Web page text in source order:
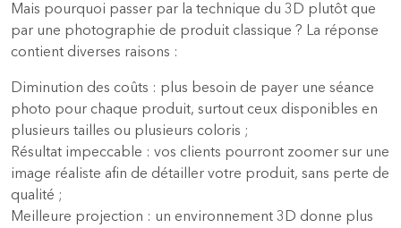
Mais pourquoi passer par la technique du 3D plutôt que
par une photographie de produit classique ? La réponse
contient diverses raisons :
Diminution des coûts : plus besoin de payer une séance
photo pour chaque produit, surtout ceux disponibles en
plusieurs tailles ou plusieurs coloris ;
Résultat impeccable : vos clients pourront zoomer sur une
image réaliste afin de détailler votre produit, sans perte de
qualité ;
Meilleure projection : un environnement 3D donne plus